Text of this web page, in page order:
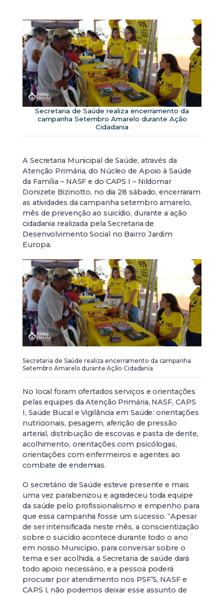
Secretaria de Saúde realiza encerramento da
campanha Setembro Amarelo durante Ação
Cidadania
A Secretaria Municipal de Saúde, através da
Atenção Primária, do Núcleo de Apoio à Saúde
da Família – NASF e do CAPS I – Nildomar
Donizete Bizinotto, no dia 28 sábado, encerraram
as atividades da campanha setembro amarelo,
mês de prevenção ao suicídio, durante a ação
cidadania realizada pela Secretaria de
Desenvolvimento Social no Bairro Jardim
Europa.
Secretaria de Saúde realiza encerramento da campanha
Setembro Amarelo durante Ação Cidadania
No local foram ofertados serviços e orientações
pelas equipes da Atenção Primária, NASF, CAPS
I, Saúde Bucal e Vigilância em Saúde: orientações
nutricionais, pesagem, aferição de pressão
arterial, distribuição de escovas e pasta de dente,
acolhimento, orientações com psicólogas,
orientações com enfermeiros e agentes ao
combate de endemias.
O secretário de Saúde esteve presente e mais
uma vez parabenizou e agradeceu toda equipe
da saúde pelo profissionalismo e empenho para
que essa campanha fosse um sucesso. “Apesar
de ser intensificada neste mês, a conscientização
sobre o suicídio acontece durante todo o ano
em nosso Município, para conversar sobre o
tema e ser acolhida, a Secretaria de saúde dará
todo apoio necessário, e a pessoa poderá
procurar por atendimento nos PSF’S, NASF e
CAPS I, não podemos deixar esse assunto de